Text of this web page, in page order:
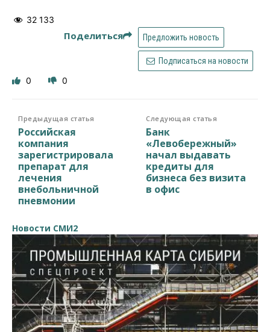
32 133
Поделиться Предложить новость
Подписаться на новости
0 0
Предыдущая статья
Российская
компания
зарегистрировала
препарат для
лечения
внебольничной
пневмонии
Следующая статья
Банк
«Левобережный»
начал выдавать
кредиты для
бизнеса без визита
в офис
Новости СМИ2